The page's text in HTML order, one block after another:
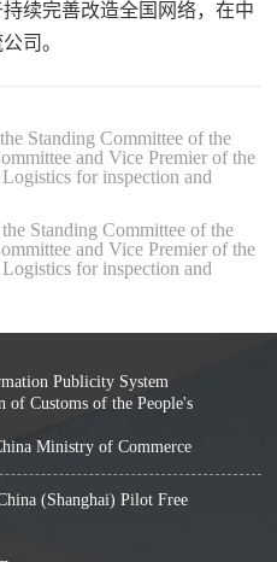
续完善改造全国网络，在中
司。
Standing Committee of the
and Vice Premier of the
for inspection and
Standing Committee of the
and Vice Premier of the
for inspection and
Publicity System
of Customs of the People's
Ministry of Commerce
(Shanghai) Pilot Free